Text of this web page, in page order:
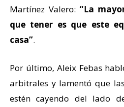
Martínez Valero: “La
que tener es que este
casa”.
Por último, Aleix Febas
arbitrales y lamentó que
estén cayendo del lado